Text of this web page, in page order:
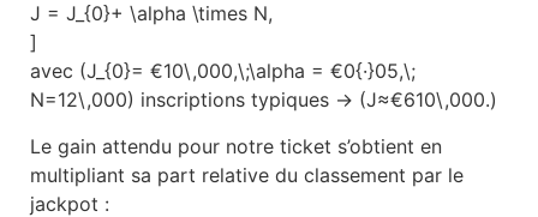
J = J_{0}+ \alpha \times N,
]
avec (J_{0}= €10\,000,\;\alpha = €0{·}05,\;
N=12\,000) inscriptions typiques → (J≈€610\,000.)
Le gain attendu pour notre ticket s’obtient en
multipliant sa part relative du classement par le
jackpot :